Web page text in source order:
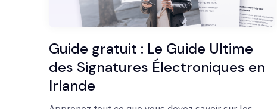
Guide gratuit : Le Guide Ultime
des Signatures Électroniques en
Irlande